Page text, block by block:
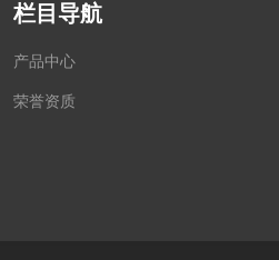
栏目导航
产品中心
荣誉资质